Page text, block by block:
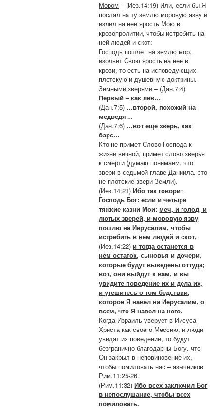
Мором – (Иез.14:19) Или, если бы Я
послал на ту землю моровую язву и
излил на нее ярость Мою в
кровопролитии, чтобы истребить на
ней людей и скот:
Господь пошлет на землю мор,
изольет Свою ярость на нее в
крови, то есть на исповедующих
плотскую и душевную доктрины.
Земными зверями – (Дан.7:4)
Первый – как лев…
(Дан.7:5) …второй, похожий на
медведя…
(Дан.7:6) …вот еще зверь, как
барс…
Кто не примет Слово Господа к
жизни вечной, примет слово зверья
к смерти (думаю понимаем, что
звери в седьмой главе Даниила, это
не плотские звери Земли).
(Иез.14:21)Ибо так говорит
Господь Бог: если и четыре
тяжкие казни Мои: меч, и голод, и
лютых зверей, и моровую язву
пошлю на Иерусалим, чтобы
истребить в нем людей и скот,
(Иез.14:22) и тогда останется в
нем остаток, сыновья и дочери,
которые будут выведены оттуда;
вот, они выйдут к вам, и вы
увидите поведение их и дела их,
и утешитесь о том бедствии,
которое Я навел на Иерусалим, о
всем, что Я навел на него.
Когда Израиль уверует в Иисуса
Христа как своего Мессию, и люди
увидят их поведение, то будут
безгранично благодарны Богу, что
Он закрыл в неповиновение их,
чтобы помиловать нас – язычников
Рим.11:25-26.
(Рим.11:32)Ибо всех заключил Бог
в непослушание, чтобы всех
помиловать.